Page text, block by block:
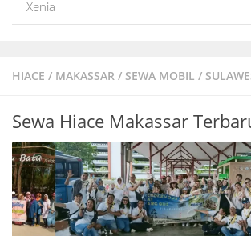
HIACE / MAKASSAR / SEWA MOBIL /
Sewa Hiace Makassar
Xenia